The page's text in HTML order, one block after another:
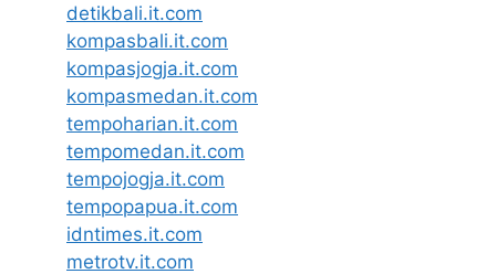
detikbali.it.com
kompasbali.it.com
kompasjogja.it.com
kompasmedan.it.com
tempoharian.it.com
tempomedan.it.com
tempojogja.it.com
tempopapua.it.com
idntimes.it.com
metrotv.it.com